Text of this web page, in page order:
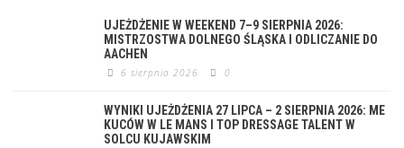
UJEŻDŻENIE W WEEKEND 7–9 SIERPNIA 2026:
MISTRZOSTWA DOLNEGO ŚLĄSKA I ODLICZANIE DO
AACHEN
6 sierpnia 2026 0
WYNIKI UJEŻDŻENIA 27 LIPCA – 2 SIERPNIA 2026: ME
KUCÓW W LE MANS I TOP DRESSAGE TALENT W
SOLCU KUJAWSKIM